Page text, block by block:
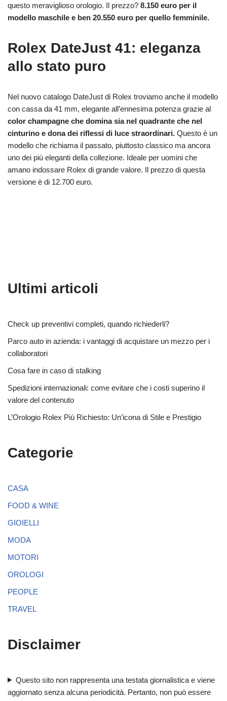
questo meraviglioso orologio. Il prezzo? 8.150 euro per il
modello maschile e ben 20.550 euro per quello femminile.
Rolex DateJust 41: eleganza
allo stato puro
Nel nuovo catalogo DateJust di Rolex troviamo anche il modello
con cassa da 41 mm, elegante all’ennesima potenza grazie al
color champagne che domina sia nel quadrante che nel
cinturino e dona dei riflessi di luce straordinari. Questo è un
modello che richiama il passato, piuttosto classico ma ancora
uno dei più eleganti della collezione. Ideale per uomini che
amano indossare Rolex di grande valore. Il prezzo di questa
versione è di 12.700 euro.
Ultimi articoli
Check up preventivi completi, quando richiederli?
Parco auto in azienda: i vantaggi di acquistare un mezzo per i
collaboratori
Cosa fare in caso di stalking
Spedizioni internazionali: come evitare che i costi superino il
valore del contenuto
L’Orologio Rolex Più Richiesto: Un’icona di Stile e Prestigio
Categorie
CASA
FOOD & WINE
GIOIELLI
MODA
MOTORI
OROLOGI
PEOPLE
TRAVEL
Disclaimer
Questo sito non rappresenta una testata giornalistica e viene
aggiornato senza alcuna periodicità. Pertanto, non può essere